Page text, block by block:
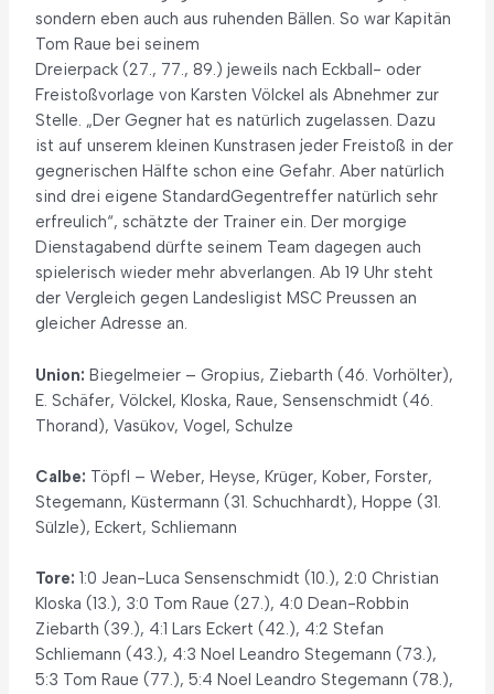
sondern eben auch aus ruhenden Bällen. So war Kapitän
Tom Raue bei seinem
Dreierpack (27., 77., 89.) jeweils nach Eckball- oder
Freistoßvorlage von Karsten Völckel als Abnehmer zur
Stelle. „Der Gegner hat es natürlich zugelassen. Dazu
ist auf unserem kleinen Kunstrasen jeder Freistoß in der
gegnerischen Hälfte schon eine Gefahr. Aber natürlich
sind drei eigene StandardGegentreffer natürlich sehr
erfreulich“, schätzte der Trainer ein. Der morgige
Dienstagabend dürfte seinem Team dagegen auch
spielerisch wieder mehr abverlangen. Ab 19 Uhr steht
der Vergleich gegen Landesligist MSC Preussen an
gleicher Adresse an.
Union: Biegelmeier – Gropius, Ziebarth (46. Vorhölter),
E. Schäfer, Völckel, Kloska, Raue, Sensenschmidt (46.
Thorand), Vasükov, Vogel, Schulze
Calbe: Töpfl – Weber, Heyse, Krüger, Kober, Forster,
Stegemann, Küstermann (31. Schuchhardt), Hoppe (31.
Sülzle), Eckert, Schliemann
Tore:1:0 Jean-Luca Sensenschmidt (10.), 2:0 Christian
Kloska (13.), 3:0 Tom Raue (27.), 4:0 Dean-Robbin
Ziebarth (39.), 4:1 Lars Eckert (42.), 4:2 Stefan
Schliemann (43.), 4:3 Noel Leandro Stegemann (73.),
5:3 Tom Raue (77.), 5:4 Noel Leandro Stegemann (78.),